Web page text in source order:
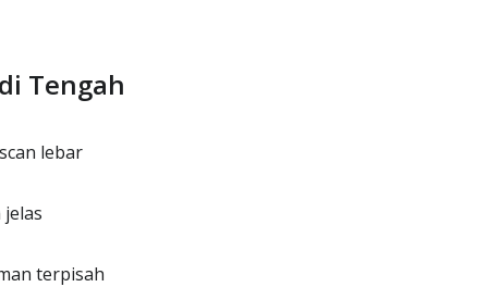
Tengah
lebar
terpisah